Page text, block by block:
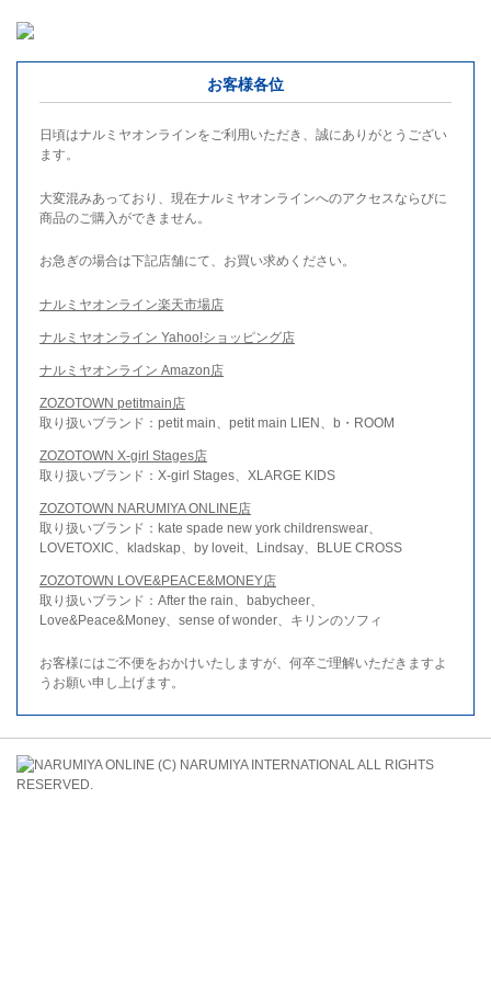
お客様各位
日頃はナルミヤオンラインをご利用いただき、誠にありがとうござい
ます。
大変混みあっており、現在ナルミヤオンラインへのアクセスならびに
商品のご購入ができません。
お急ぎの場合は下記店舗にて、お買い求めください。
ナルミヤオンライン楽天市場店
ナルミヤオンライン Yahoo!ショッピング店
ナルミヤオンライン Amazon店
ZOZOTOWN petitmain店
取り扱いブランド：petit main、petit main LIEN、b・ROOM
ZOZOTOWN X-girl Stages店
取り扱いブランド：X-girl Stages、XLARGE KIDS
ZOZOTOWN NARUMIYA ONLINE店
取り扱いブランド：kate spade new york childrenswear、
LOVETOXIC、kladskap、by loveit、Lindsay、BLUE CROSS
ZOZOTOWN LOVE&PEACE&MONEY店
取り扱いブランド：After the rain、babycheer、
Love&Peace&Money、sense of wonder、キリンのソフィ
お客様にはご不便をおかけいたしますが、何卒ご理解いただきますよ
うお願い申し上げます。